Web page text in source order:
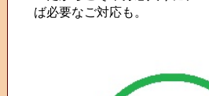
ば必要なご対応も。